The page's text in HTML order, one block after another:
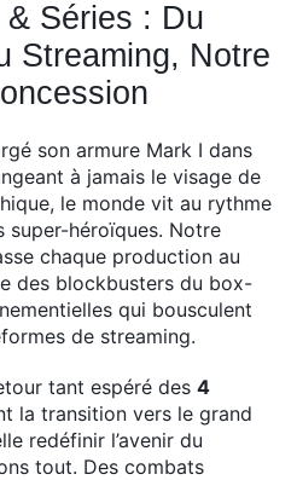
Séries : Du
Streaming, Notre
son armure Mark I dans
à jamais le visage de
le monde vit au rythme
super-héroïques. Notre
chaque production au
des blockbusters du box-
qui bousculent
de streaming.
tant espéré des 4
la transition vers le grand
redéfinir l’avenir du
tout. Des combats